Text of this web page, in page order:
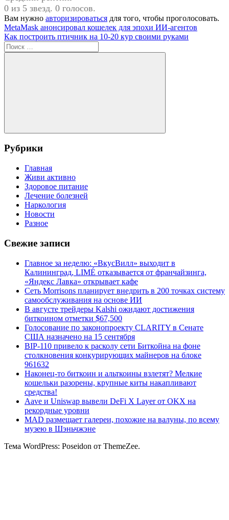
0 из 5 звезд. 0 голосов.
Вам нужно авторизироваться для того, чтобы проголосовать.
Навигация
по
записям
Предыдущая
запись:
MetaMask анонсировал кошелек для эпохи ИИ-агентов
Следующая
запись:
Как построить птичник на 10-20 кур своими руками
Поиск
для:
Поиск
Рубрики
Главная
Живи активно
Здоровое питание
Лечение болезней
Наркология
Новости
Разное
Свежие записи
Главное за неделю: «ВкусВилл» выходит в
Калининград, LIMÉ отказывается от франчайзинга,
«Яндекс Лавка» открывает кафе
Сеть Morrisons планирует внедрить в 200 точках систему
самообслуживания на основе ИИ
В августе трейдеры Kalshi ожидают достижения
биткоином отметки $67,500
Голосование по законопроекту CLARITY в Сенате
США назначено на 15 сентября
BIP-110 привело к расколу сети Биткойна на фоне
столкновения конкурирующих майнеров на блоке
961632
Наконец-то биткоин и альткоины взлетят? Мелкие
кошельки разорены, крупные киты накапливают
средства!
Aave и Uniswap вывели DeFi X Layer от OKX на
рекордные уровни
MAD размещает галереи, похожие на валуны, по всему
музею в Шэньчжэне
Тема WordPress: Poseidon от ThemeZee.